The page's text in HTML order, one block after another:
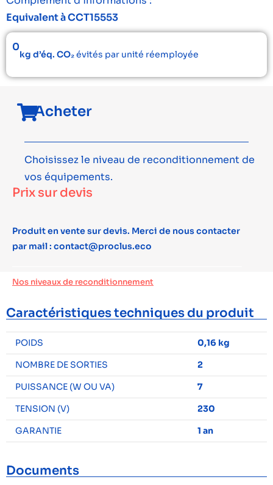
Equivalent à CCT15553
0
kg d’éq. CO₂évités par unité réemployée
Acheter
Choisissez le niveau de reconditionnement de
vos équipements.
Prix sur devis
Produit en vente sur devis. Merci de nous contacter
par mail : contact@proclus.eco
Nos niveaux de reconditionnement
Caractéristiques techniques du produit
POIDS
0,16 kg
NOMBRE DE SORTIES
2
PUISSANCE (W OU VA)
7
TENSION (V)
230
GARANTIE
1 an
Documents